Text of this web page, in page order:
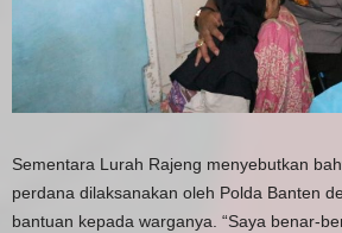
Sementara Lurah Rajeng menyebutkan
perdana dilaksanakan oleh Polda Banten
bantuan kepada warganya. “Saya benar-